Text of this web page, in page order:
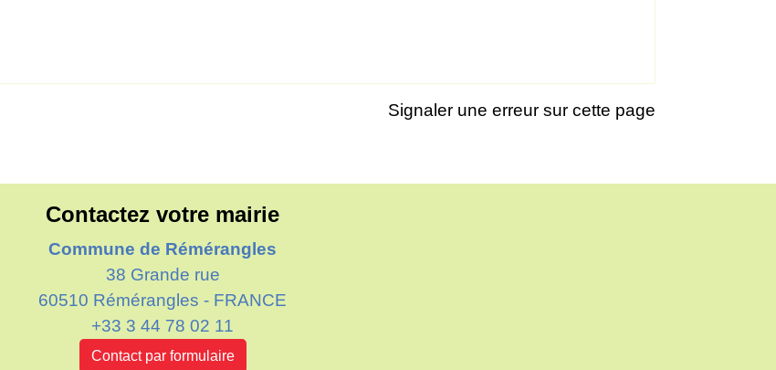
Signaler une erreur sur cette page
Contactez votre mairie
Commune de Rémérangles
38 Grande rue
60510 Rémérangles - FRANCE
+33 3 44 78 02 11
Contact par formulaire